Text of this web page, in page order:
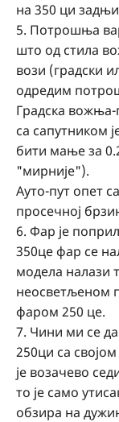
на 350 ци
5. Потрошња
што од стила
вози (градски
одредим
Градска
са сапутником
бити мање за
"мирније").
Ауто-пут опет
просечној
6. Фар је
350це фар се
модела налази
неосветљеном
фаром 250 це.
7. Чини ми се
250ци са
је возачево
то је само
обзира на